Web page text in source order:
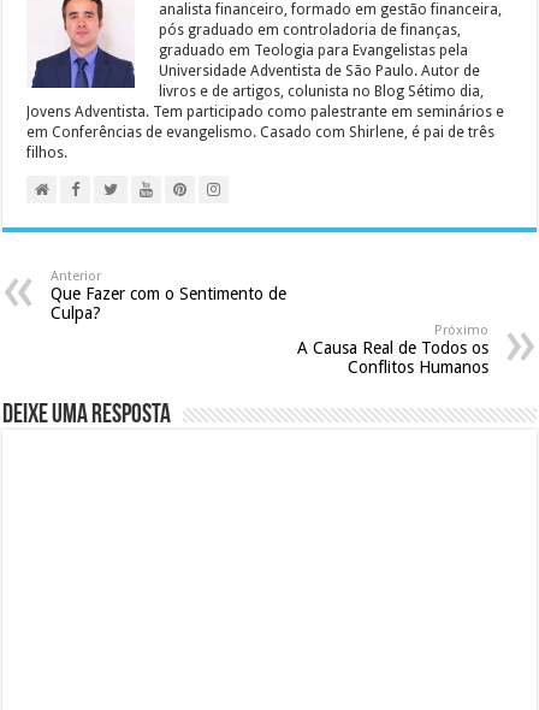
analista financeiro, formado em gestão financeira,
pós graduado em controladoria de finanças,
graduado em Teologia para Evangelistas pela
Universidade Adventista de São Paulo. Autor de
livros e de artigos, colunista no Blog Sétimo dia,
Jovens Adventista. Tem participado como palestrante em seminários e
em Conferências de evangelismo. Casado com Shirlene, é pai de três
filhos.
Anterior
Que Fazer com o Sentimento de
Culpa?
Próximo
A Causa Real de Todos os
Conflitos Humanos
Deixe uma resposta